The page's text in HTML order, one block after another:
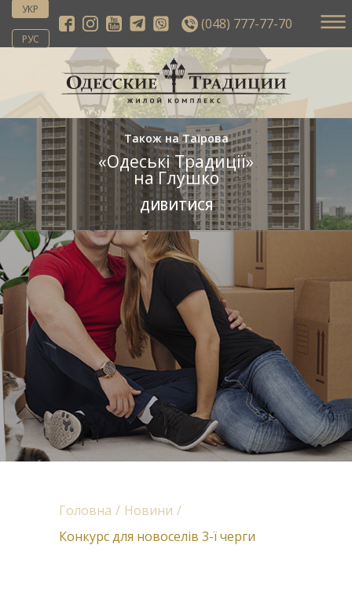
УКР
РУС
(048) 777-77-70
Також на Таїрова
«Одеські Традиції»
на Глушко
ДИВИТИСЯ
Головна
Новини
Конкурс для новоселів 3-ї черги